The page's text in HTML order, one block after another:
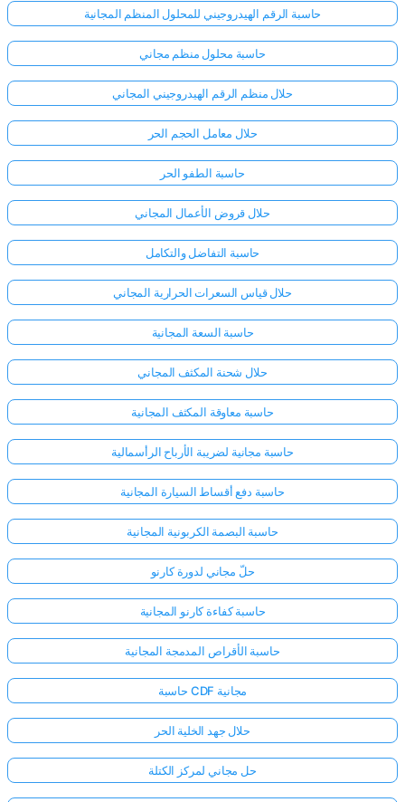
حاسبة الرقم الهيدروجيني للمحلول المنظم المجانية
حاسبة محلول منظم مجاني
حلال منظم الرقم الهيدروجيني المجاني
حلال معامل الحجم الحر
حاسبة الطفو الحر
حلال قروض الأعمال المجاني
حاسبة التفاضل والتكامل
حلال قياس السعرات الحرارية المجاني
حاسبة السعة المجانية
حلال شحنة المكثف المجاني
حاسبة معاوقة المكثف المجانية
حاسبة مجانية لضريبة الأرباح الرأسمالية
حاسبة دفع أقساط السيارة المجانية
حاسبة البصمة الكربونية المجانية
حلّ مجاني لدورة كارنو
حاسبة كفاءة كارنو المجانية
حاسبة الأقراص المدمجة المجانية
حاسبة CDF مجانية
حلال جهد الخلية الحر
حل مجاني لمركز الكتلة